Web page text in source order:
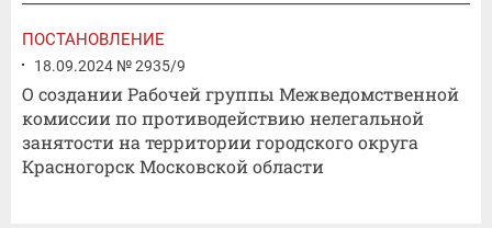
ПОСТАНОВЛЕНИЕ
18.09.2024 № 2935/9
О создании Рабочей группы Межведомственной
комиссии по противодействию нелегальной
занятости на территории городского округа
Красногорск Московской области